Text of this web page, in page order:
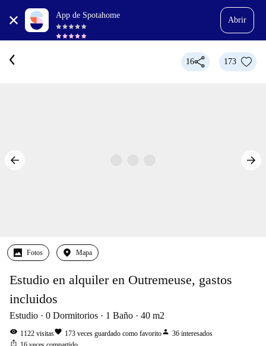
App de Spotahome
Abrir
16 173
Fotos Mapa
Estudio en alquiler en Outremeuse, gastos
incluidos
Estudio 0 Dormitorios 1 Baño 40 m2
visibility 1122 visitasfavorite 173 veces guardado como favoritoperson 36 interesados
ios_share